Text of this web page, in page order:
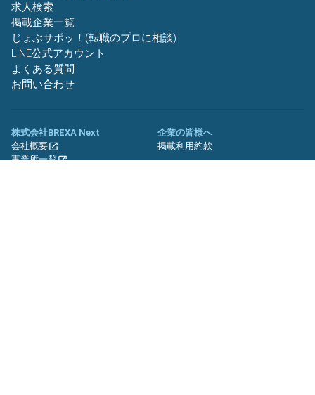
求人検索
掲載企業一覧
じょぶサポッ！(転職のプロに相談)
LINE公式アカウント
よくある質問
お問い合わせ
株式会社BREXA Next
会社概要
事業所一覧
企業の皆様へ
掲載利用約款